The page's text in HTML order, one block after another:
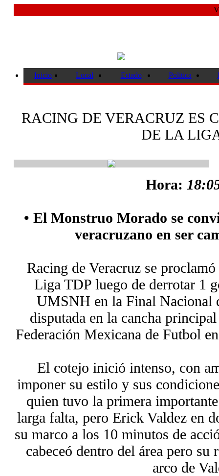
Inicio Local Estado Politica
RACING DE VERACRUZ ES
DE LA
Hora:
• El Monstruo Morado se
veracruzano en ser
Racing de Veracruz se
Liga TDP luego de derrotar 1
UMSNH en la Final Nacional
disputada en la cancha
Federación Mexicana de Futbol
El cotejo inició intenso, con
imponer su estilo y sus
quien tuvo la primera
larga falta, pero Erick Valdez en
su marco a los 10 minutos de
cabeceó dentro del área pero su
arco de